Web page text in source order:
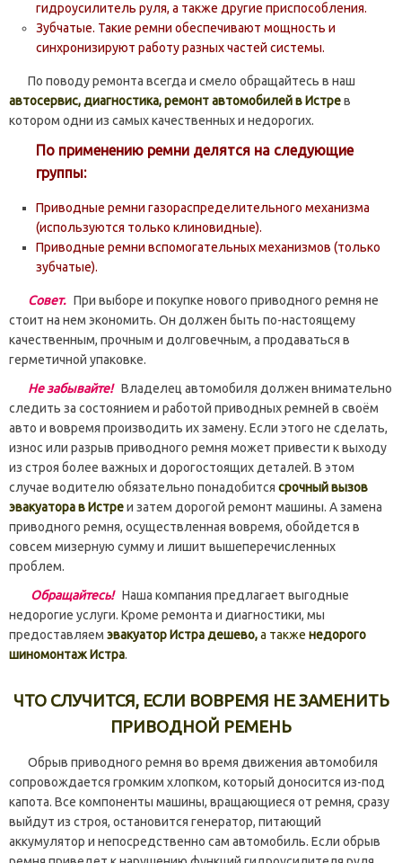
гидроусилитель руля, а также другие приспособления.
Зубчатые. Такие ремни обеспечивают мощность и
синхронизируют работу разных частей системы.
По поводу ремонта всегда и смело обращайтесь в наш
автосервис, диагностика, ремонт автомобилей в Истрев
котором одни из самых качественных и недорогих.
По применению ремни делятся на следующие
группы:
Приводные ремни газораспределительного механизма
(используются только клиновидные).
Приводные ремни вспомогательных механизмов (только
зубчатые).
Совет. При выборе и покупке нового приводного ремня не
стоит на нем экономить. Он должен быть по-настоящему
качественным, прочным и долговечным, а продаваться в
герметичной упаковке.
Не забывайте! Владелец автомобиля должен внимательно
следить за состоянием и работой приводных ремней в своём
авто и вовремя производить их замену. Если этого не сделать,
износ или разрыв приводного ремня может привести к выходу
из строя более важных и дорогостоящих деталей. В этом
случае водителю обязательно понадобится срочный вызов
эвакуатора в Истреи затем дорогой ремонт машины. А замена
приводного ремня, осуществленная вовремя, обойдется в
совсем мизерную сумму и лишит вышеперечисленных
проблем.
Обращайтесь! Наша компания предлагает выгодные
недорогие услуги. Кроме ремонта и диагностики, мы
предоставляем эвакуатор Истра дешево,а также недорого
шиномонтаж Истра.
ЧТО СЛУЧИТСЯ, ЕСЛИ ВОВРЕМЯ НЕ ЗАМЕНИТЬ
ПРИВОДНОЙ РЕМЕНЬ
Обрыв приводного ремня во время движения автомобиля
сопровождается громким хлопком, который доносится из-под
капота. Все компоненты машины, вращающиеся от ремня, сразу
выйдут из строя, остановится генератор, питающий
аккумулятор и непосредственно сам автомобиль. Если обрыв